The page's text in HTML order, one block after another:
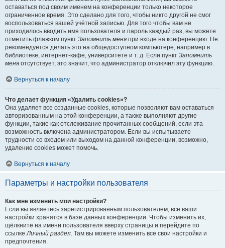
оставаться под своим именем на конференции только некоторое
ограниченное время. Это сделано для того, чтобы никто другой не смог
воспользоваться вашей учётной записью. Для того чтобы вам не
приходилось вводить имя пользователя и пароль каждый раз, вы можете
отметить флажком пункт Запомнить меня при входе на конференцию. Не
рекомендуется делать это на общедоступном компьютере, например в
библиотеке, интернет-кафе, университете и т. д. Если пункт Запомнить
меня отсутствует, это значит, что администратор отключил эту функцию.
Вернуться к началу
Что делает функция «Удалить cookies»?
Она удаляет все созданные cookies, которые позволяют вам оставаться
авторизованным на этой конференции, а также выполняют другие
функции, такие как отслеживание прочитанных сообщений, если эта
возможность включена администратором. Если вы испытываете
трудности со входом или выходом на данной конференции, возможно,
удаление cookies может помочь.
Вернуться к началу
Параметры и настройки пользователя
Как мне изменить мои настройки?
Если вы являетесь зарегистрированным пользователем, все ваши
настройки хранятся в базе данных конференции. Чтобы изменить их,
щёлкните на имени пользователя вверху страницы и перейдите по
ссылкеЛичный раздел. Там вы можете изменить все свои настройки и
предпочтения.